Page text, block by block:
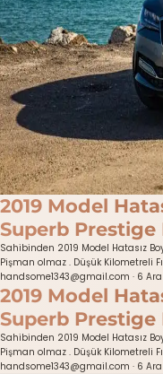
2019 Model
Superb Prestige
Sahibinden 2019 Model Hatasız
Pişman olmaz . Düşük Kilometreli
handsome1343@gmail.com · 6
2019 Model
Superb Prestige
Sahibinden 2019 Model Hatasız
Pişman olmaz . Düşük Kilometreli
handsome1343@gmail.com · 6